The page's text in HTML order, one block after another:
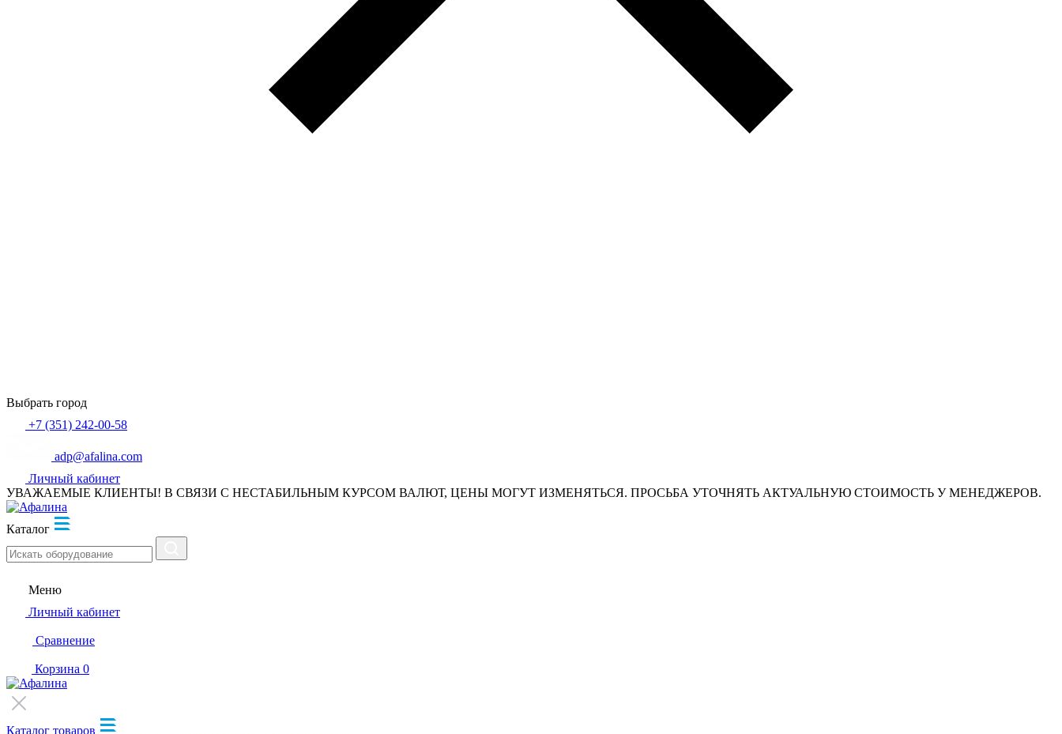
Выбрать город
+7 (351) 242-00-58
adp@afalina.com
Личный кабинет
УВАЖАЕМЫЕ КЛИЕНТЫ! В СВЯЗИ С НЕСТАБИЛЬНЫМ КУРСОМ ВАЛЮТ, ЦЕНЫ МОГУТ ИЗМЕНЯТЬСЯ. ПРОСЬБА УТОЧНЯТЬ АКТУАЛЬНУЮ СТОИМОСТЬ У МЕНЕДЖЕРОВ.
Каталог
Меню
Личный кабинет
Сравнение
Корзина 0
Каталог товаров